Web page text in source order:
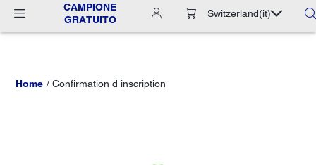
CAMPIONE
GRATUITO
Switzerland(it)
Home Confirmation d inscription